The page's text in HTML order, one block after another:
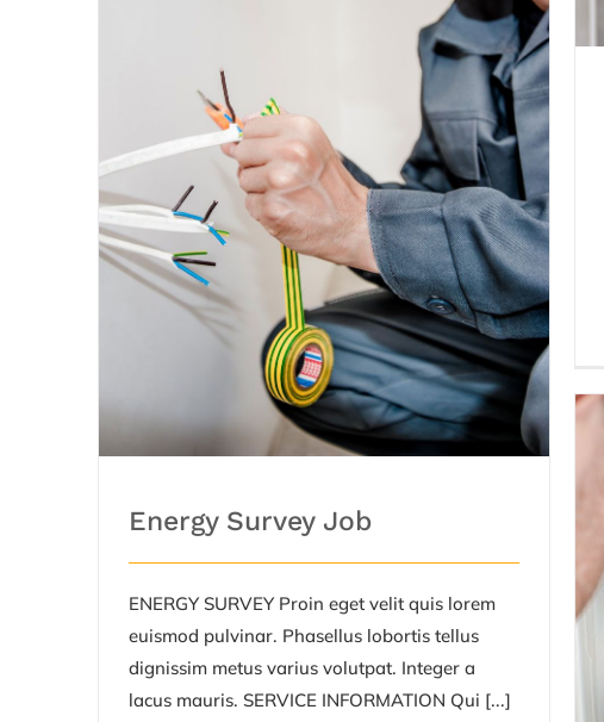
Energy Survey Job
Energy Survey Job
ENERGY SURVEY Proin eget velit quis lorem
euismod pulvinar. Phasellus lobortis tellus
dignissim metus varius volutpat. Integer a
lacus mauris. SERVICE INFORMATION Qui [...]